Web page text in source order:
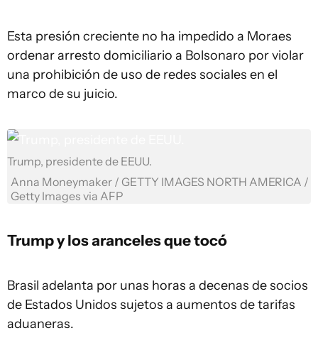
Esta presión creciente no ha impedido a Moraes
ordenar arresto domiciliario a Bolsonaro por violar
una prohibición de uso de redes sociales en el
marco de su juicio.
Trump, presidente de EEUU.
Anna Moneymaker / GETTY IMAGES NORTH AMERICA /
Getty Images via AFP
Trump y los aranceles que tocó
Brasil adelanta por unas horas a decenas de socios
de Estados Unidos sujetos a aumentos de tarifas
aduaneras.